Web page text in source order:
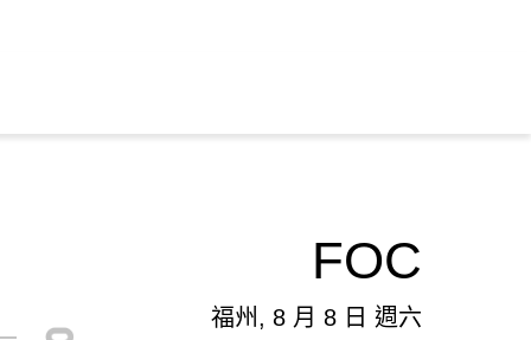
FOC
福州, 8 月 8 日 週六